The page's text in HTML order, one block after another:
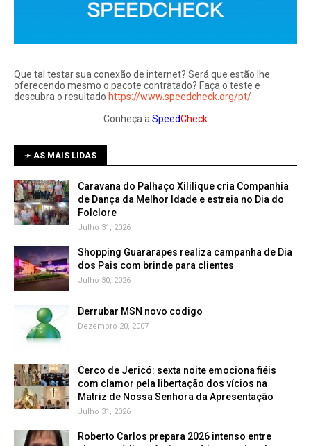
Que tal testar sua conexão de internet? Será que estão lhe
oferecendo mesmo o pacote contratado? Faça o teste e
descubra o resultado https://www.speedcheck.org/pt/
Conheça a SpeedCheck
➛ AS MAIS LIDAS
Caravana do Palhaço Xililique cria Companhia
de Dança da Melhor Idade e estreia no Dia do
Folclore
Julho 31, 2026
Shopping Guararapes realiza campanha de Dia
dos Pais com brinde para clientes
Julho 30, 2026
Derrubar MSN novo codigo
Dezembro 20, 2007
Cerco de Jericó: sexta noite emociona fiéis
com clamor pela libertação dos vícios na
Matriz de Nossa Senhora da Apresentação
Julho 31, 2026
Roberto Carlos prepara 2026 intenso entre